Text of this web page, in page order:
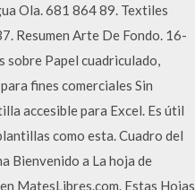
Ola. 681 864 89. Textiles
Resumen Arte De Fondo. 16-
Papel cuadriculado,
fines comerciales Sin
accesible para Excel. Es útil
como esta. Cuadro del
Bienvenido a La hoja de
MatesLibres.com. Estas Hojas